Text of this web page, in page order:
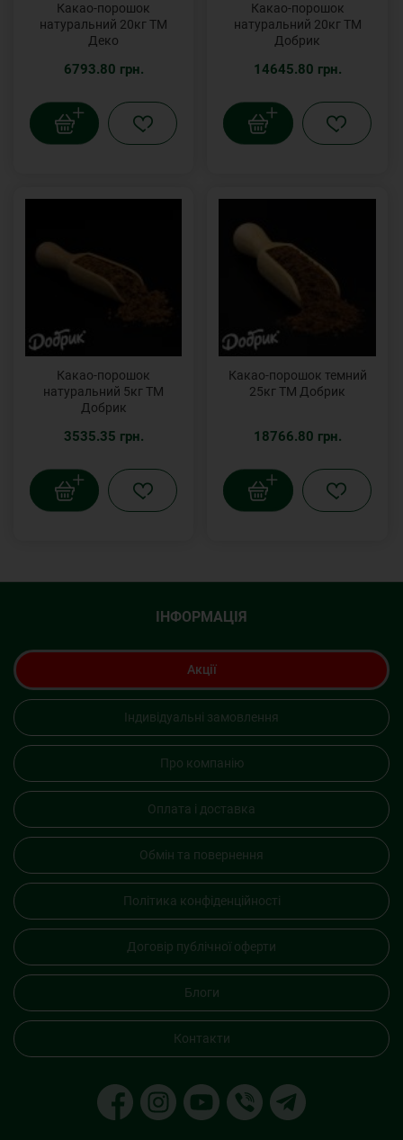
Какао-порошок
натуральний 20кг ТМ
Деко
6793.80 грн.
Какао-порошок
натуральний 20кг ТМ
Добрик
14645.80 грн.
Какао-порошок
натуральний 5кг ТМ
Добрик
3535.35 грн.
Какао-порошок темний
25кг ТМ Добрик
18766.80 грн.
ІНФОРМАЦІЯ
Акції
Індивідуальні замовлення
Про компанію
Оплата і доставка
Обмін та повернення
Політика конфіденційності
Договір публічної оферти
Блоги
Контакти